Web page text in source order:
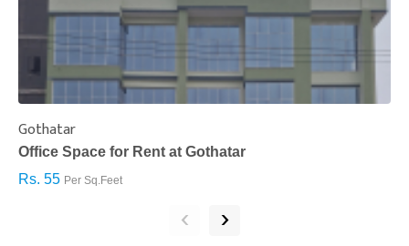
Gothatar
Office Space for Rent at Gothatar
Rs. 55 Per Sq.Feet
‹ ›